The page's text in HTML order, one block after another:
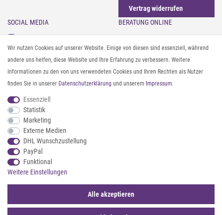
Vertrag widerrufen
SOCIAL MEDIA
Instagram
Facebook
Pinterest
Twitter
Youtube
Threads
BERATUNG ONLINE
Gürtel messen & kürzen
Sonnenbrillen & UV-Schutz
Textilpflege
Textil- und Material-Guide
Geldbörse richtig organisieren
ZAHLUNG & VERSAND
Wir nutzen Cookies auf unserer Website. Einige von diesen sind essenziell, während
andere uns helfen, diese Website und Ihre Erfahrung zu verbessern. Weitere
Informationen zu den von uns verwendeten Cookies und Ihren Rechten als Nutzer
finden Sie in unserer Daten­schutz­erklärung und unserem Impressum.
Essenziell
Statistik
Marketing
Externe Medien
DHL Wunschzustellung
PayPal
Funktional
Weitere Einstellungen
Alle akzeptieren